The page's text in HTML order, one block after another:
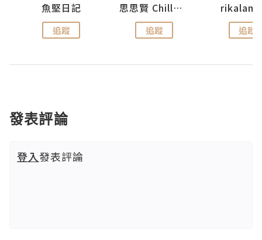
魚堅日記
追蹤
思思賢 ChillMyBabe
追蹤 追蹤
發表評論
登入發表評論